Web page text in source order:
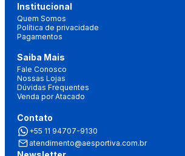
Institucional
Quem Somos
Política de privacidade
Pagamentos
Saiba Mais
Fale Conosco
Nossas Lojas
Dúvidas Frequentes
Venda por Atacado
Contato
+55 11 94707-9130
atendimento@aesportiva.com.br